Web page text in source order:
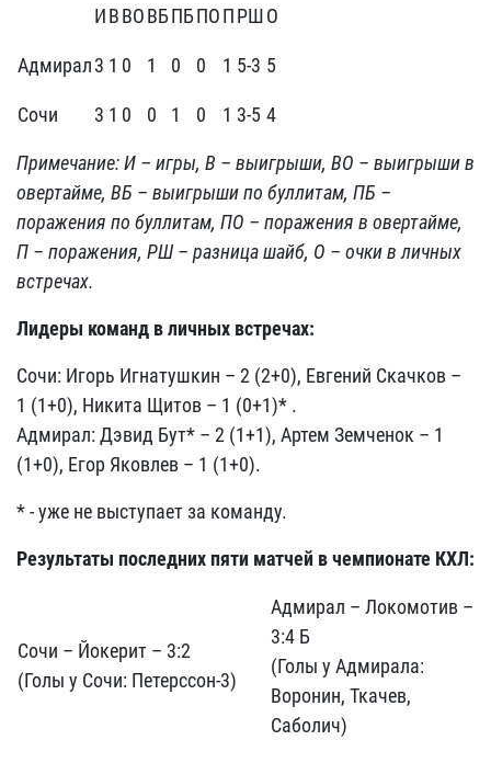
ИВВОВБПБПОПРШО
Адмирал3 1 0 1 0 0 1 5-3 5
Сочи 3 1 0 0 1 0 1 3-5 4
Примечание: И – игры, В – выигрыши, ВО – выигрыши в
овертайме, ВБ – выигрыши по буллитам, ПБ –
поражения по буллитам, ПО – поражения в овертайме,
П – поражения, РШ – разница шайб, О – очки в личных
встречах.
Лидеры команд в личных встречах:
Сочи: Игорь Игнатушкин – 2 (2+0), Евгений Скачков –
1 (1+0), Никита Щитов – 1 (0+1)* .
Адмирал: Дэвид Бут* – 2 (1+1), Артем Земченок – 1
(1+0), Егор Яковлев – 1 (1+0).
* - уже не выступает за команду.
Результаты последних пяти матчей в чемпионате КХЛ:
Сочи – Йокерит – 3:2
(Голы у Сочи: Петерссон-3)
Адмирал – Локомотив –
3:4 Б
(Голы у Адмирала:
Воронин, Ткачев,
Саболич)